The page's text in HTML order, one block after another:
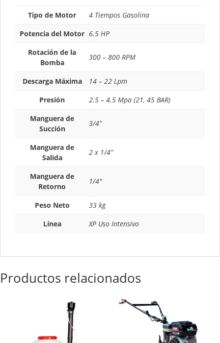
Tipo de Motor
4 Tiempos Gasolina
Potencia del Motor 6.5 HP
Rotación de la
Bomba
300 – 800 RPM
Descarga Máxima
14 – 22 Lpm
Presión
2.5 – 4.5 Mpa (21, 45 BAR)
Manguera de
Succión
3/4”
Manguera de
Salida
2 x 1/4”
Manguera de
Retorno
1/4"
Peso Neto
33 kg
Línea
XP Uso Intensivo
Productos relacionados